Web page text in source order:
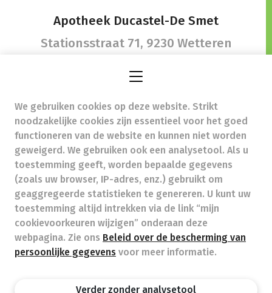
Apotheek Ducastel-De Smet
Stationsstraat 71, 9230 Wetteren
apo.ducastel@telenet.be - Ondernemingsnummer
(BTW nr.) (BE)0887576328
Beroepstitel: Apotheker werkzaam in België
Beroepsvereniging: Algemene Pharmaceutische
Bond autorisatienummer FAGG 422503
Valt onder toezicht van de Orde der Apothekers,
02/537.42.67, Henri Jasparlaan 94 1060 Brussel
Deontologie:
Code van de farmaceutische plichtenleer
Tarieven terugbetaalde zorg
We gebruiken cookies op deze website. Strikt
noodzakelijke cookies zijn essentieel voor het goed
functioneren van de website en kunnen niet worden
geweigerd. We gebruiken ook een analysetool. Als u
toestemming geeft, worden bepaalde gegevens
(zoals uw browser, IP-adres, enz.) gebruikt om
geaggregeerde statistieken te genereren. U kunt uw
toestemming altijd intrekken via de link “mijn
cookievoorkeuren wijzigen” onderaan deze
webpagina. Zie ons Beleid over de bescherming van
persoonlijke gegevens voor meer informatie.
Verder zonder analysetool